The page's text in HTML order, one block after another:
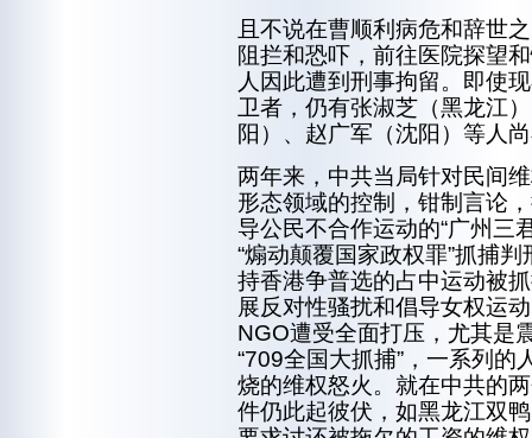
且不说在曹顺利病危和辞世
阻拦和恐吓，前往医院探望
人因此遭到刑事拘留。即使
卫者，仍有张淑芝（黑龙江
阳）、赵广军（沈阳）等人
两年来，中共当局针对民间
形态领域的控制，钳制言论
导公民不合作运动的“广州三
“煽动颠覆国家政权罪”抓捕
持香港争普选的占中运动被
展反对性骚扰和倡导女权运
NGO遭受全面打压，尤其是
“709全国大抓捕”，一系列
烧的维权怒火。就在中共的
件仍此起彼伏，如黑龙江双